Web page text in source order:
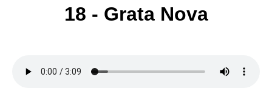
18 - Grata Nova